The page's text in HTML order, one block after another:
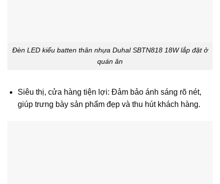
Đèn LED kiểu batten thân nhựa Duhal SBTN818 18W lắp đặt ở
quán ăn
Siêu thị, cửa hàng tiện lợi: Đảm bảo ánh sáng rõ nét,
giúp trưng bày sản phẩm đẹp và thu hút khách hàng.